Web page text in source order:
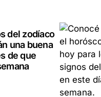
del zodíaco
una buena
de que